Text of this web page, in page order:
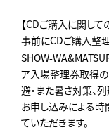
【CDご購入に関して
事前にCDご購入整
SHOW-
ア入場整理券取得の
避・また暑さ対策、
お申し込みによる
ていただきます。